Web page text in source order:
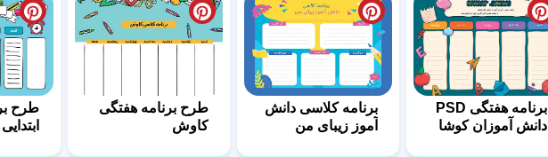
برنامه هفتگی PSD
دانش آموزان کوشا
برنامه کلاسی دانش
آموز زیبای من
طرح برنامه هفتگی
کاوش
طرح
ابتدایی